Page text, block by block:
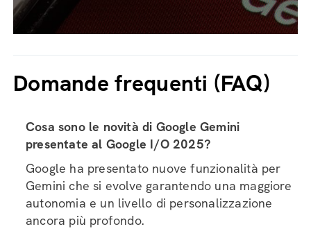
Domande frequenti (FAQ)
Cosa sono le novità di Google Gemini
presentate al Google I/O 2025?
Google ha presentato nuove funzionalità per
Gemini che si evolve garantendo una maggiore
autonomia e un livello di personalizzazione
ancora più profondo.